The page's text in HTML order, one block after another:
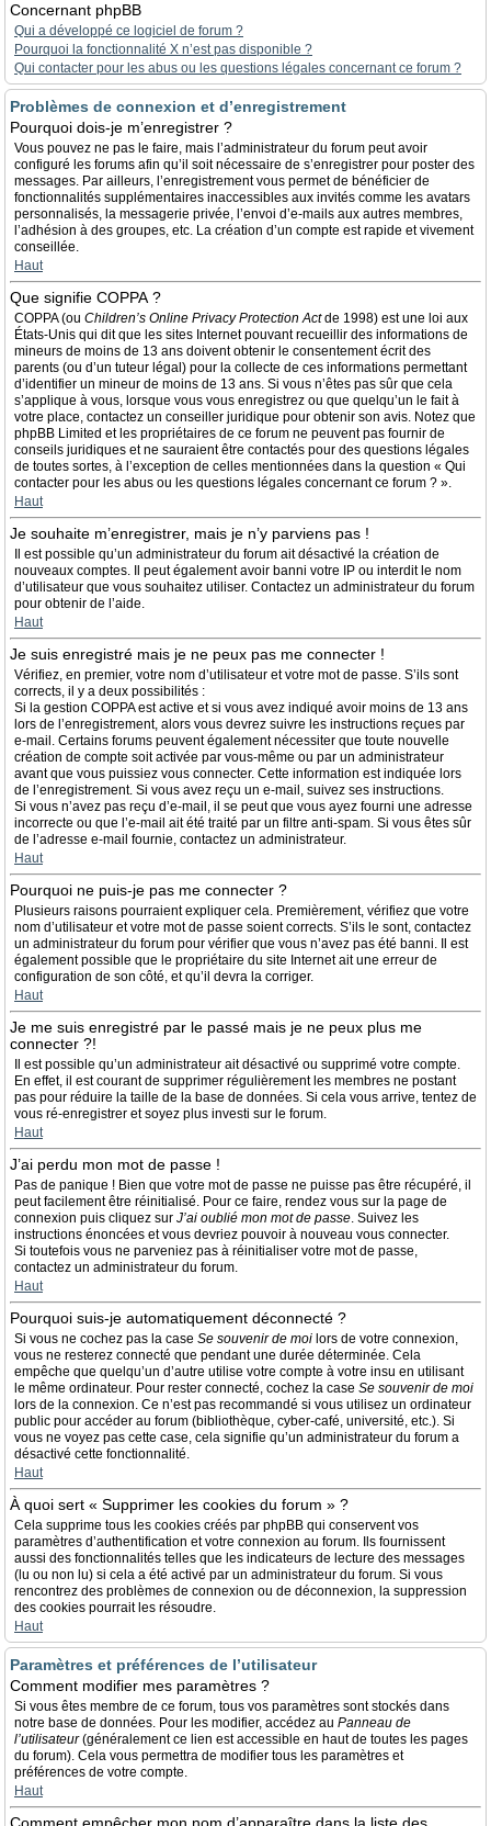
Concernant phpBB
Qui a développé ce logiciel de forum ?
Pourquoi la fonctionnalité X n’est pas disponible ?
Qui contacter pour les abus ou les questions légales concernant ce forum ?
Problèmes de connexion et d’enregistrement
Pourquoi dois-je m’enregistrer ?
Vous pouvez ne pas le faire, mais l’administrateur du forum peut avoir
configuré les forums afin qu’il soit nécessaire de s’enregistrer pour poster des
messages. Par ailleurs, l’enregistrement vous permet de bénéficier de
fonctionnalités supplémentaires inaccessibles aux invités comme les avatars
personnalisés, la messagerie privée, l’envoi d’e-mails aux autres membres,
l’adhésion à des groupes, etc. La création d’un compte est rapide et vivement
conseillée.
Haut
Que signifie COPPA ?
COPPA (ou Children’s Online Privacy Protection Actde 1998) est une loi aux
États-Unis qui dit que les sites Internet pouvant recueillir des informations de
mineurs de moins de 13 ans doivent obtenir le consentement écrit des
parents (ou d’un tuteur légal) pour la collecte de ces informations permettant
d’identifier un mineur de moins de 13 ans. Si vous n’êtes pas sûr que cela
s’applique à vous, lorsque vous vous enregistrez ou que quelqu’un le fait à
votre place, contactez un conseiller juridique pour obtenir son avis. Notez que
phpBB Limited et les propriétaires de ce forum ne peuvent pas fournir de
conseils juridiques et ne sauraient être contactés pour des questions légales
de toutes sortes, à l’exception de celles mentionnées dans la question « Qui
contacter pour les abus ou les questions légales concernant ce forum ? ».
Haut
Je souhaite m’enregistrer, mais je n’y parviens pas !
Il est possible qu’un administrateur du forum ait désactivé la création de
nouveaux comptes. Il peut également avoir banni votre IP ou interdit le nom
d’utilisateur que vous souhaitez utiliser. Contactez un administrateur du forum
pour obtenir de l’aide.
Haut
Je suis enregistré mais je ne peux pas me connecter !
Vérifiez, en premier, votre nom d’utilisateur et votre mot de passe. S’ils sont
corrects, il y a deux possibilités :
Si la gestion COPPA est active et si vous avez indiqué avoir moins de 13 ans
lors de l’enregistrement, alors vous devrez suivre les instructions reçues par
e-mail. Certains forums peuvent également nécessiter que toute nouvelle
création de compte soit activée par vous-même ou par un administrateur
avant que vous puissiez vous connecter. Cette information est indiquée lors
de l’enregistrement. Si vous avez reçu un e-mail, suivez ses instructions.
Si vous n’avez pas reçu d’e-mail, il se peut que vous ayez fourni une adresse
incorrecte ou que l’e-mail ait été traité par un filtre anti-spam. Si vous êtes sûr
de l’adresse e-mail fournie, contactez un administrateur.
Haut
Pourquoi ne puis-je pas me connecter ?
Plusieurs raisons pourraient expliquer cela. Premièrement, vérifiez que votre
nom d’utilisateur et votre mot de passe soient corrects. S’ils le sont, contactez
un administrateur du forum pour vérifier que vous n’avez pas été banni. Il est
également possible que le propriétaire du site Internet ait une erreur de
configuration de son côté, et qu’il devra la corriger.
Haut
Je me suis enregistré par le passé mais je ne peux plus me
connecter ?!
Il est possible qu’un administrateur ait désactivé ou supprimé votre compte.
En effet, il est courant de supprimer régulièrement les membres ne postant
pas pour réduire la taille de la base de données. Si cela vous arrive, tentez de
vous ré-enregistrer et soyez plus investi sur le forum.
Haut
J’ai perdu mon mot de passe !
Pas de panique ! Bien que votre mot de passe ne puisse pas être récupéré, il
peut facilement être réinitialisé. Pour ce faire, rendez vous sur la page de
connexion puis cliquez sur J’ai oublié mon mot de passe. Suivez les
instructions énoncées et vous devriez pouvoir à nouveau vous connecter.
Si toutefois vous ne parveniez pas à réinitialiser votre mot de passe,
contactez un administrateur du forum.
Haut
Pourquoi suis-je automatiquement déconnecté ?
Si vous ne cochez pas la case Se souvenir de moi lors de votre connexion,
vous ne resterez connecté que pendant une durée déterminée. Cela
empêche que quelqu’un d’autre utilise votre compte à votre insu en utilisant
le même ordinateur. Pour rester connecté, cochez la case Se souvenir de moi
lors de la connexion. Ce n’est pas recommandé si vous utilisez un ordinateur
public pour accéder au forum (bibliothèque, cyber-café, université, etc.). Si
vous ne voyez pas cette case, cela signifie qu’un administrateur du forum a
désactivé cette fonctionnalité.
Haut
À quoi sert « Supprimer les cookies du forum » ?
Cela supprime tous les cookies créés par phpBB qui conservent vos
paramètres d’authentification et votre connexion au forum. Ils fournissent
aussi des fonctionnalités telles que les indicateurs de lecture des messages
(lu ou non lu) si cela a été activé par un administrateur du forum. Si vous
rencontrez des problèmes de connexion ou de déconnexion, la suppression
des cookies pourrait les résoudre.
Haut
Paramètres et préférences de l’utilisateur
Comment modifier mes paramètres ?
Si vous êtes membre de ce forum, tous vos paramètres sont stockés dans
notre base de données. Pour les modifier, accédez au Panneau de
l’utilisateur(généralement ce lien est accessible en haut de toutes les pages
du forum). Cela vous permettra de modifier tous les paramètres et
préférences de votre compte.
Haut